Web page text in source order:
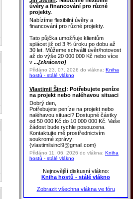
úvěry a financování pro různé
projekty.
Nabízíme flexibilní úvěry a
financování pro různé projekty.
Tato půjčka umožňuje klientům
splácet již od 3 % úroku po dobu až
30 let. Můžeme schválit úvěr/hotovost
až do výše 20 000 000 Kč nebo více
v ...[zkráceno]
Přidáno 23. 07. 2026 do vlákna: Kniha
hostů - stálé vlákno
Vlastimil Šincl: Potřebujete peníze
na projekt nebo naléhavou situaci
Dobrý den,
Potřebujete peníze na projekt nebo
naléhavou situaci? Dostupné částky
od 50 000 Kč do 10 000 000 Kč. Vaše
žádost bude rychle posouzena.
Kontaktujte mě prostřednictvím
soukromé zprávy:
{vlastimilsincl9@gmail.com}
Přidáno 11. 06. 2026 do vlákna: Kniha
hostů - stálé vlákno
Nejnovější diskusní vlákno:
Kniha hostů - stálé vlákno
Zobrazit všechna vlákna ve fóru